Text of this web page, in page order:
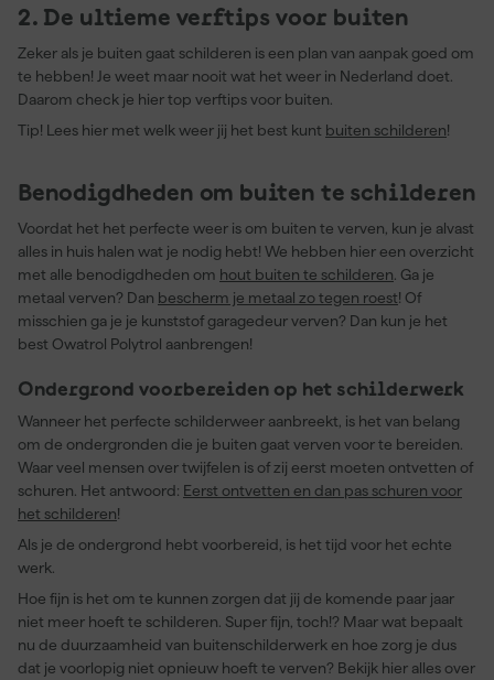
2. De ultieme verftips voor buiten
Zeker als je buiten gaat schilderen is een plan van aanpak goed om
te hebben! Je weet maar nooit wat het weer in Nederland doet.
Daarom check je hier top verftips voor buiten.
Tip! Lees hier met welk weer jij het best kunt buiten schilderen!
Benodigdheden om buiten te schilderen
Voordat het het perfecte weer is om buiten te verven, kun je alvast
alles in huis halen wat je nodig hebt! We hebben hier een overzicht
met alle benodigdheden om hout buiten te schilderen. Ga je
metaal verven? Dan bescherm je metaal zo tegen roest! Of
misschien ga je je kunststof garagedeur verven? Dan kun je het
best Owatrol Polytrol aanbrengen!
Ondergrond voorbereiden op het schilderwerk
Wanneer het perfecte schilderweer aanbreekt, is het van belang
om de ondergronden die je buiten gaat verven voor te bereiden.
Waar veel mensen over twijfelen is of zij eerst moeten ontvetten of
schuren. Het antwoord: Eerst ontvetten en dan pas schuren voor
het schilderen!
Als je de ondergrond hebt voorbereid, is het tijd voor het echte
werk.
Hoe fijn is het om te kunnen zorgen dat jij de komende paar jaar
niet meer hoeft te schilderen. Super fijn, toch!? Maar wat bepaalt
nu de duurzaamheid van buitenschilderwerk en hoe zorg je dus
dat je voorlopig niet opnieuw hoeft te verven? Bekijk hier alles over